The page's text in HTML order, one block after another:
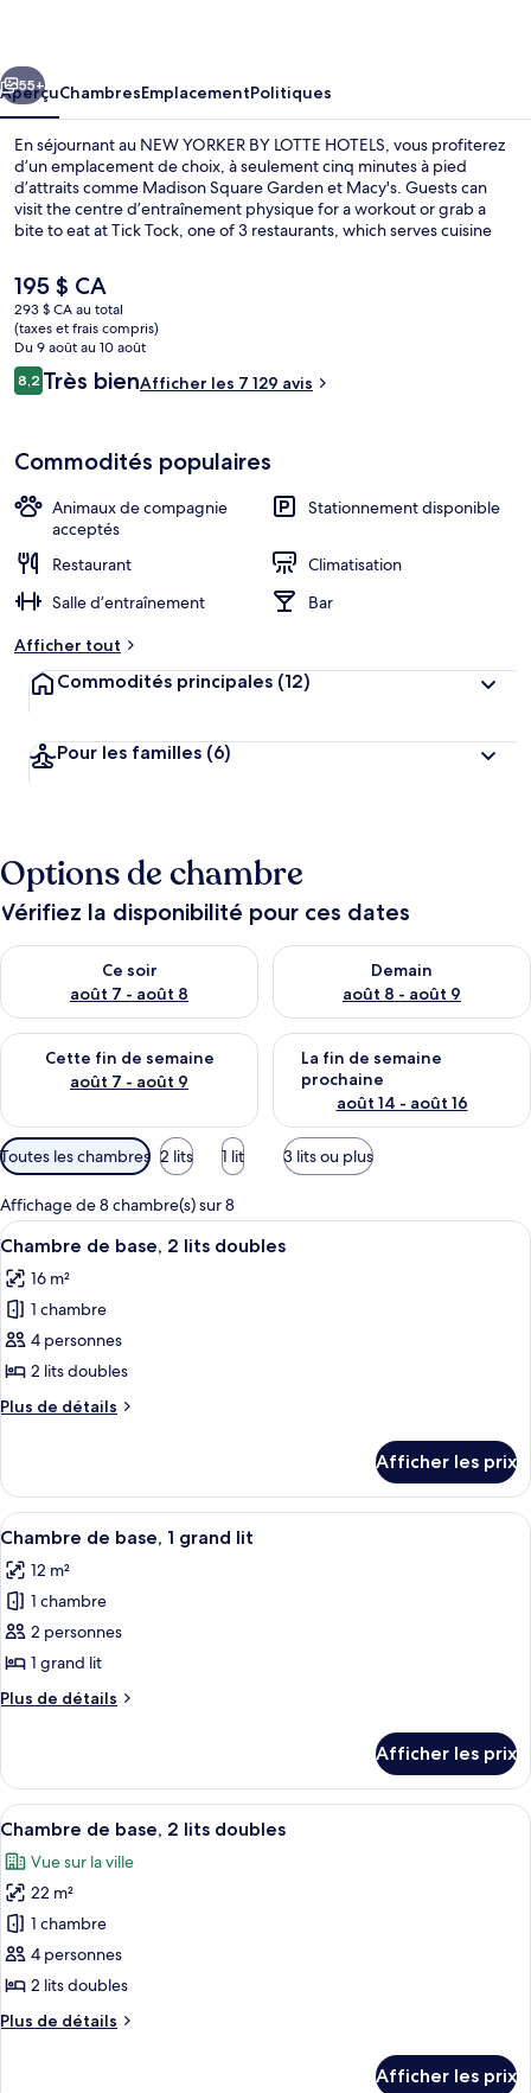
LOTTE
HOTELS
Suivant
55+
AperçuChambresEmplacementPolitiques
En séjournant au NEW YORKER BY LOTTE HOTELS, vous profiterez
d’un emplacement de choix, à seulement cinq minutes à pied
d’attraits comme Madison Square Garden et Macy's. Guests can
visit the centre d’entraînement physique for a workout or grab a
bite to eat at Tick Tock, one of 3 restaurants, which serves cuisine
les autres points saillants de cet hôtel de style Art déco figurent un
bar-salon et terrasse. Les autres voyageurs apprécient
l’emplacement central pour les sites touristiques, mais aussi pour la
proximité au transport en commun : Station de métro 34th Street –
Penn Station est très près et Station de métro 34th Street – Penn
Station (Fashion Av.) n’est qu’à 4 minutes à pied.
Le
prix
actuel
est
de 195 $ CA
195 $ CA
293 $ CA au total
(taxes et frais compris)
Du 9 août au 10 août
Avis
8,28,2 sur 10 –
Très bienAfficher les 7 129 avis
Commodités populaires
Animaux de compagnie
acceptés
Stationnement disponible
Restaurant
Climatisation
Salle d’entraînement
Bar
Afficher tout
Commodités principales (12)
Pour les familles (6)
Options de chambre
Vérifiez la disponibilité pour ces dates
Ce soir
août 7 - août 8
Vérifier la disponibilité pour ce soir août 7 - août 8
Demain
août 8 - août 9
Vérifier la disponibilité pour
Cette fin de semaine
août 7 - août 9
Vérifier la disponibilité pour cette fin de semaine août 7 -
La fin de semaine
prochaine
août 14 - août 16
Vérifier la disponibilité pour
Filtres
disponibles
pour
les
chambres
Toutes les chambres 2 lits 1 lit 3 lits ou plus
Affichage de 8 chambre(s) sur 8
Afficher
toutes
les
photos
pour
ce
type
de
Chambre
de
base,
2
lits
doubles
Une chambre d’hôtel avec deux lits,
4
Chambre de base, 2 lits doubles
16 m²
1 chambre
4 personnes
2 lits doubles
Plus de détails
Plus
Chambre
de
base,
lits
doubles
Afficher les prix
Afficher
toutes
les
photos
pour
ce
type
de
Chambre
de
base,
1
grand
lit
Une chambre d’hôtel avec un lit,
4
Chambre de base, 1 grand lit
12 m²
1 chambre
2 personnes
1 grand lit
Plus de détails
Plus
Chambre
de
base,
grand
lit
Afficher les prix
Afficher
toutes
les
photos
pour
ce
type
chambre :
Une chambre d’hôtel avec deux lits,
5
Chambre de base, 2 lits doubles
Vue sur la ville
22 m²
1 chambre
4 personnes
2 lits doubles
Plus de détails
Plus
Afficher les prix